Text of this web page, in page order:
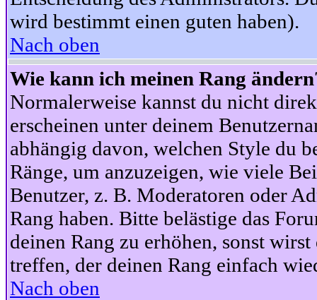
wird bestimmt einen guten haben).
Nach oben
Wie kann ich meinen Rang
Normalerweise kannst du nicht
erscheinen unter deinem
abhängig davon, welchen Style du
Ränge, um anzuzeigen, wie viele
Benutzer, z. B. Moderatoren oder
Rang haben. Bitte belästige das
deinen Rang zu erhöhen, sonst
treffen, der deinen Rang einfach
Nach oben